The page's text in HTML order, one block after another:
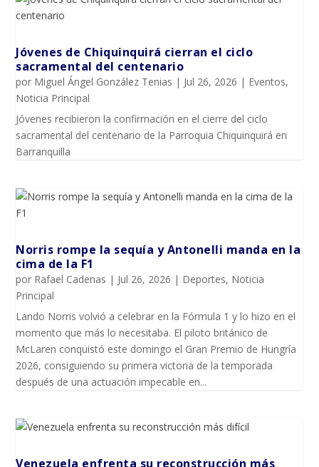
Jóvenes de Chiquinquirá cierran el ciclo
sacramental del centenario
por Miguel Ángel González Tenias | Jul 26, 2026 | Eventos,
Noticia Principal
Jóvenes recibieron la confirmación en el cierre del ciclo
sacramental del centenario de la Parroquia Chiquinquirá en
Barranquilla
Norris rompe la sequía y Antonelli manda en la
cima de la F1
por Rafael Cadenas | Jul 26, 2026 | Deportes, Noticia
Principal
Lando Norris volvió a celebrar en la Fórmula 1 y lo hizo en el
momento que más lo necesitaba. El piloto británico de
McLaren conquistó este domingo el Gran Premio de Hungría
2026, consiguiendo su primera victoria de la temporada
después de una actuación impecable en...
Venezuela enfrenta su reconstrucción más